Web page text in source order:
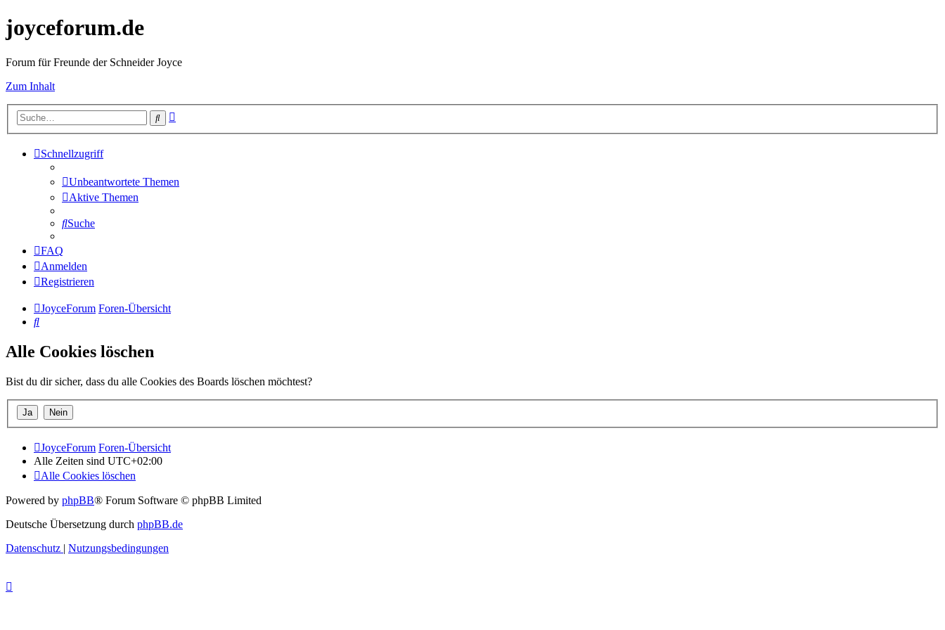
joyceforum.de
Forum für Freunde der Schneider Joyce
Zum Inhalt
Suche
Schnellzugriff
Unbeantwortete Themen
Aktive Themen
Suche
FAQ
Anmelden
Registrieren
JoyceForum Foren-Übersicht
Suche
Alle Cookies löschen
Bist du dir sicher, dass du alle Cookies des Boards löschen möchtest?
JoyceForum Foren-Übersicht
Alle Zeiten sind UTC+02:00
Alle Cookies löschen
Powered by phpBB® Forum Software © phpBB Limited
Deutsche Übersetzung durch phpBB.de
Datenschutz | Nutzungsbedingungen